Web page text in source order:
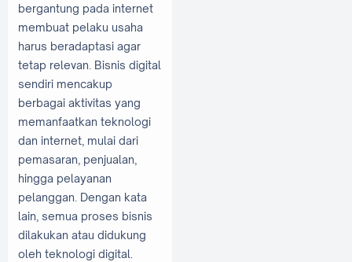
bergantung pada internet
membuat pelaku usaha
harus beradaptasi agar
tetap relevan. Bisnis digital
sendiri mencakup
berbagai aktivitas yang
memanfaatkan teknologi
dan internet, mulai dari
pemasaran, penjualan,
hingga pelayanan
pelanggan. Dengan kata
lain, semua proses bisnis
dilakukan atau didukung
oleh teknologi digital.